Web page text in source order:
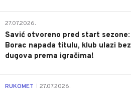
27.07.2026.
Savić otvoreno pred start sezone:
Borac napada titulu, klub ulazi bez
dugova prema igračima!
RUKOMET 27.07.2026.